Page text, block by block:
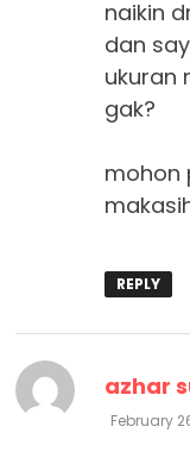
naikin
dan
ukuran
gak?
mohon
REPLY
azhar
February